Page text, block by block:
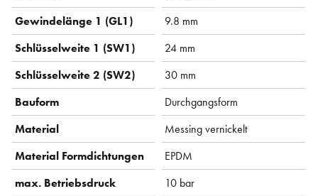
Gewindelänge 1 (GL1)
9.8 mm
Schlüsselweite 1 (SW1)
24 mm
Schlüsselweite 2 (SW2)
30 mm
Bauform
Durchgangsform
Material
Messing vernickelt
Material Formdichtungen
EPDM
max. Betriebsdruck
10 bar